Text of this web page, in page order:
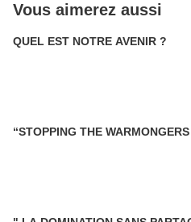
Vous aimerez aussi
QUEL EST NOTRE AVENIR ?
“STOPPING THE